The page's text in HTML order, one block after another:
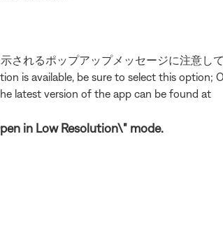
されるポップアップメッセージに注意し
is available, be sure to select this option;
latest version of the app can be found at
in Low Resolution\" mode.